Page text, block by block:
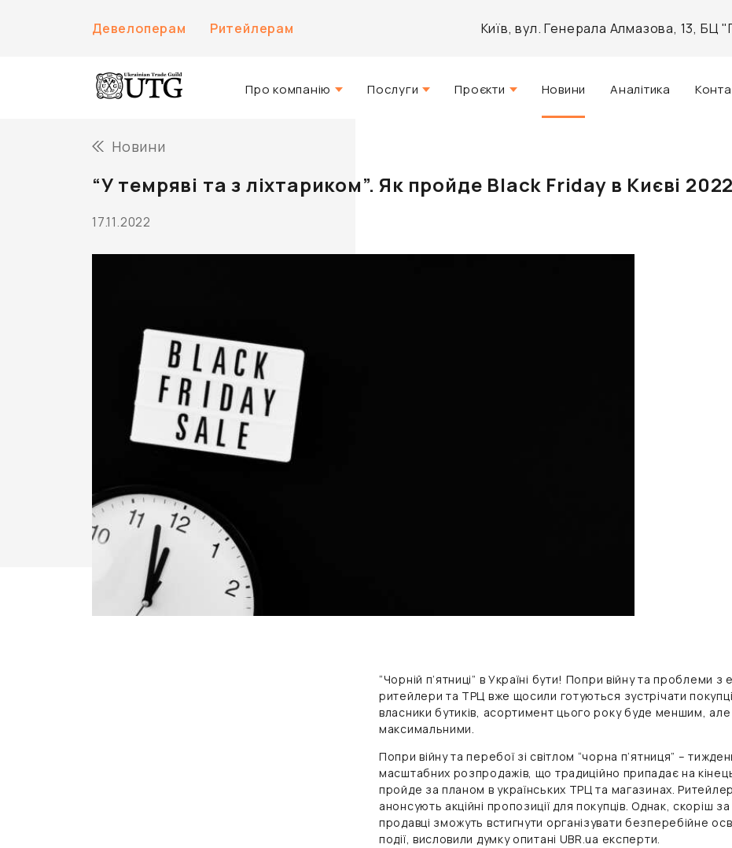
Девелоперам Ритейлерам Київ, вул. Генерала Алмазова, 13, БЦ
Про компанію
Команда UTG
Послуги
Агентські послуги
Інвестиційно-аналітичний
Проєкти
Розроблені
Новини Аналітика
Новини
“У темряві та з ліхтариком”. Як пройде Black Friday в Києві
17.11.2022
“Чорній п’ятниці” в Україні бути! Попри війну та проблеми
ритейлери та ТРЦ вже щосили готуються зустрічати
власники бутиків, асортимент цього року буде меншим,
максимальними.
Попри війну та перебої зі світлом “чорна п’ятниця” –
масштабних розпродажів, що традиційно припадає на
пройде за планом в українських ТРЦ та магазинах.
анонсують акційні пропозиції для покупців. Однак, скоріш
продавці зможуть встигнути організувати безперебійне
події, висловили думку опитані UBR.ua експерти.